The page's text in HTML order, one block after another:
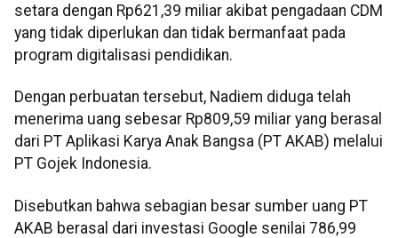
setara dengan Rp621,39 miliar akibat pengadaan CDM
yang tidak diperlukan dan tidak bermanfaat pada
program digitalisasi pendidikan.
Dengan perbuatan tersebut, Nadiem diduga telah
menerima uang sebesar Rp809,59 miliar yang berasal
dari PT Aplikasi Karya Anak Bangsa (PT AKAB) melalui
PT Gojek Indonesia.
Disebutkan bahwa sebagian besar sumber uang PT
AKAB berasal dari investasi Google senilai 786,99